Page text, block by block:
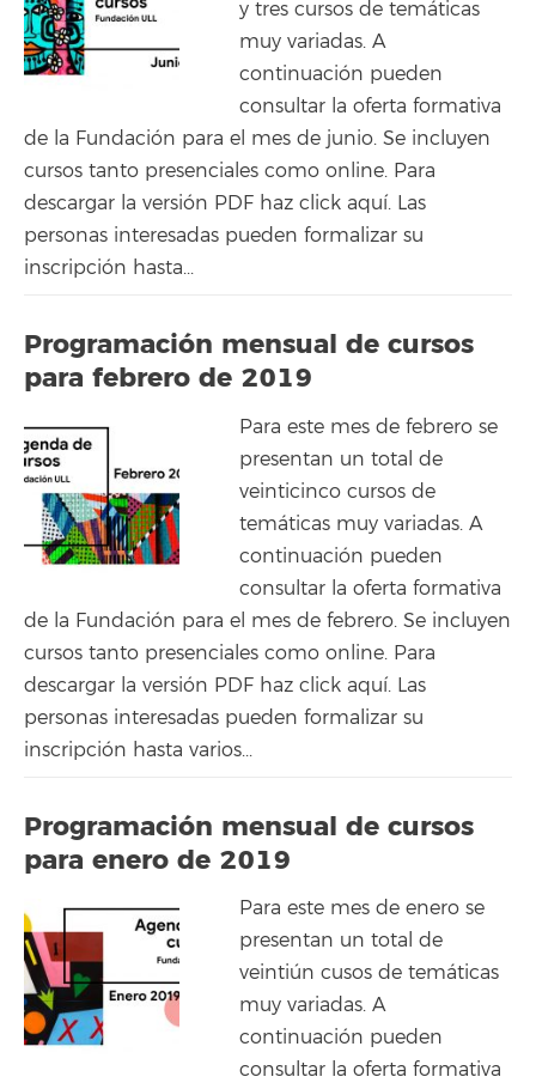
y tres cursos de temáticas
muy variadas. A
continuación pueden
consultar la oferta formativa
de la Fundación para el mes de junio. Se incluyen
cursos tanto presenciales como online. Para
descargar la versión PDF haz click aquí. Las
personas interesadas pueden formalizar su
inscripción hasta...
Programación mensual de cursos
para febrero de 2019
Para este mes de febrero se
presentan un total de
veinticinco cursos de
temáticas muy variadas. A
continuación pueden
consultar la oferta formativa
de la Fundación para el mes de febrero. Se incluyen
cursos tanto presenciales como online. Para
descargar la versión PDF haz click aquí. Las
personas interesadas pueden formalizar su
inscripción hasta varios...
Programación mensual de cursos
para enero de 2019
Para este mes de enero se
presentan un total de
veintiún cusos de temáticas
muy variadas. A
continuación pueden
consultar la oferta formativa